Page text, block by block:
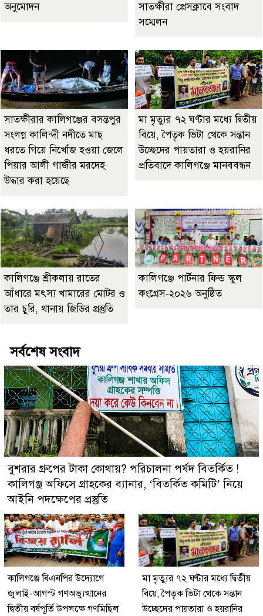
অনুমোদন
সাতক্ষীরা প্রেসক্লাবে সংবাদ
সম্মেলন
সাতক্ষীরার কালিগঞ্জের বসন্তপুর
সংলগ্ন কালিন্দী নদীতে মাছ
ধরতে গিয়ে নিখোঁজ হওয়া জেলে
পিয়ার আলী গাজীর মরদেহ
উদ্ধার করা হয়েছে
মা মৃত্যুর ৭২ ঘণ্টার মধ্যে দ্বিতীয়
বিয়ে, পৈতৃক ভিটা থেকে সন্তান
উচ্ছেদের পায়তারা ও হয়রানির
প্রতিবাদে কালিগঞ্জে মানববন্ধন
কালিগঞ্জে শ্রীকলায় রাতের
আঁধারে মৎস্য খামারের মোটর ও
তার চুরি, থানায় জিডির প্রস্তুতি
কালিগঞ্জে পার্টনার ফিল্ড স্কুল
কংগ্রেস-২০২৬ অনুষ্ঠিত
সর্বশেষ সংবাদ
বুশরার গ্রুপের টাকা কোথায়? পরিচালনা পর্ষদ বিতর্কিত !
কালিগঞ্জ অফিসে গ্রাহকের ব্যানার, ‘বিতর্কিত কমিটি’ নিয়ে
আইনি পদক্ষেপের প্রস্তুতি
কালিগঞ্জে বিএনপির উদ্যোগে
জুলাই-আগস্ট গণঅভ্যুত্থানের
দ্বিতীয় বর্ষপূর্তি উপলক্ষে গণমিছিল
মা মৃত্যুর ৭২ ঘণ্টার মধ্যে দ্বিতীয়
বিয়ে, পৈতৃক ভিটা থেকে সন্তান
উচ্ছেদের পায়তারা ও হয়রানির